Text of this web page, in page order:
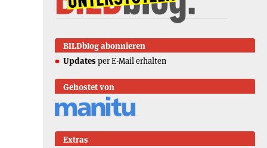
BILDblog abonnieren
Updates per E-Mail erhalten
Gehostet von
Extras